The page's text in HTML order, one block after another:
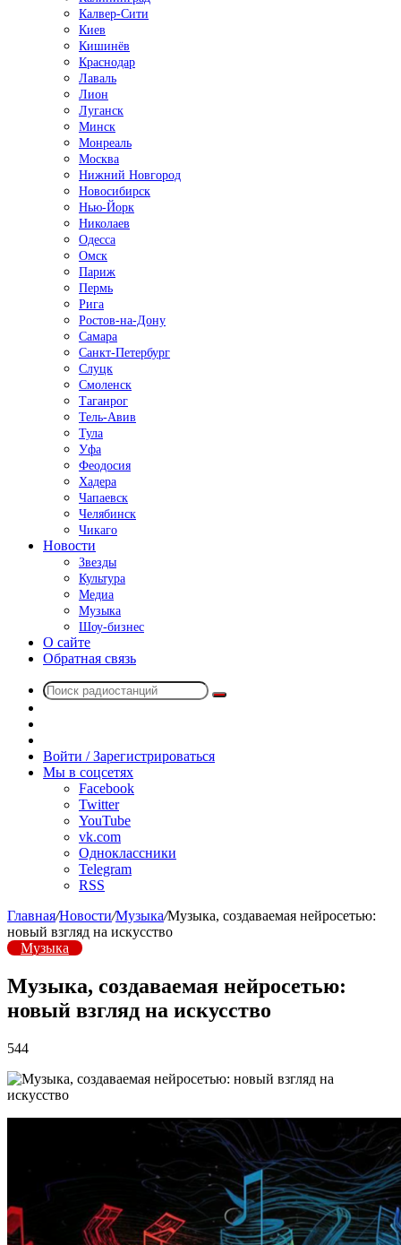
Калвер-Сити
Киев
Кишинёв
Краснодар
Лаваль
Лион
Луганск
Минск
Монреаль
Москва
Нижний Новгород
Новосибирск
Нью-Йорк
Николаев
Одесса
Омск
Париж
Пермь
Рига
Ростов-на-Дону
Самара
Санкт-Петербург
Слуцк
Смоленск
Таганрог
Тель-Авив
Тула
Уфа
Феодосия
Хадера
Чапаевск
Челябинск
Чикаго
Новости
Звезды
Культура
Медиа
Музыка
Шоу-бизнес
О сайте
Обратная связь
Поиск
радио
Войти / Зарегистрироваться
Мы в соцсетях
Facebook
Twitter
YouTube
vk.com
Одноклассники
Telegram
RSS
Главная/Новости/Музыка/Музыка, создаваемая нейросетью:
новый взгляд на искусство
Музыка
Музыка, создаваемая нейросетью:
новый взгляд на искусство
544